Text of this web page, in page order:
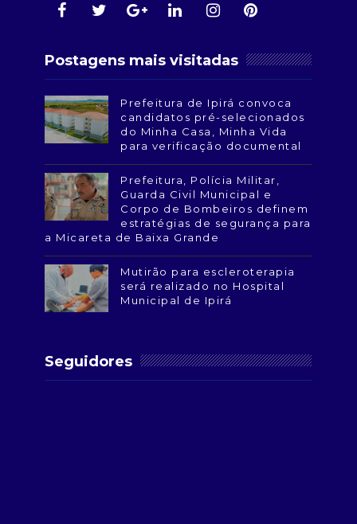
Postagens mais visitadas
Prefeitura de Ipirá convoca
candidatos pré-selecionados
do Minha Casa, Minha Vida
para verificação documental
Prefeitura, Polícia Militar,
Guarda Civil Municipal e
Corpo de Bombeiros definem
estratégias de segurança para
a Micareta de Baixa Grande
Mutirão para escleroterapia
será realizado no Hospital
Municipal de Ipirá
Seguidores